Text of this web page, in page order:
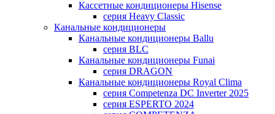
Кассетные кондиционеры Hisense
серия Heavy Classic
Канальные кондиционеры
Канальные кондиционеры Ballu
серия BLC
Канальные кондиционеры Funai
серия DRAGON
Канальные кондиционеры Royal Clima
серия Competenza DC Inverter 2025
серия ESPERTO 2024